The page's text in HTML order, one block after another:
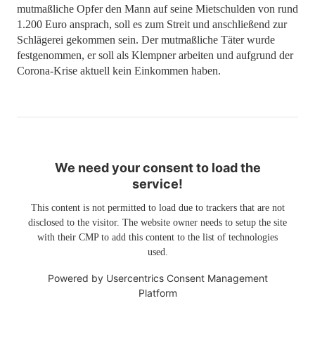
mutmaßliche Opfer den Mann auf seine Mietschulden von rund
1.200 Euro ansprach, soll es zum Streit und anschließend zur
Schlägerei gekommen sein. Der mutmaßliche Täter wurde
festgenommen, er soll als Klempner arbeiten und aufgrund der
Corona-Krise aktuell kein Einkommen haben.
We need your consent to load the
service!
This content is not permitted to load due to trackers that are not
disclosed to the visitor. The website owner needs to setup the site
with their CMP to add this content to the list of technologies
used.
Powered by Usercentrics Consent Management
Platform